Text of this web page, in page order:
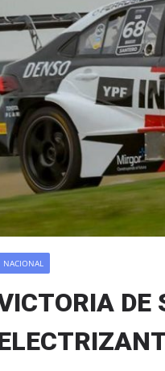
NACIONAL
DE